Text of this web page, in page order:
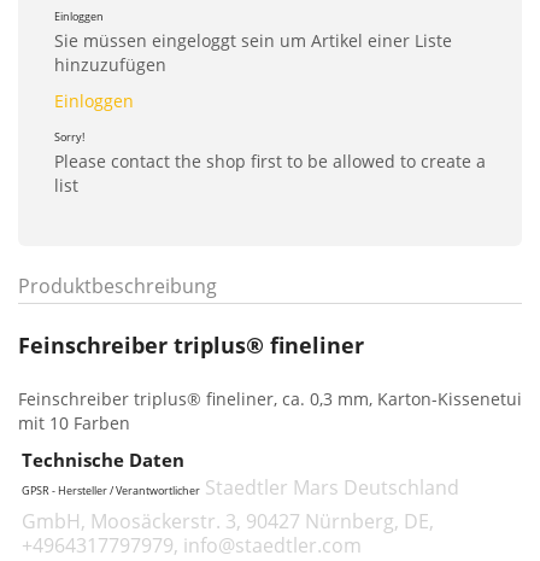
Einloggen
Sie müssen eingeloggt sein um Artikel einer Liste
hinzuzufügen
Einloggen
Sorry!
Please contact the shop first to be allowed to create a
list
Produktbeschreibung
Feinschreiber triplus® fineliner
Feinschreiber triplus® fineliner, ca. 0,3 mm, Karton-Kissenetui
mit 10 Farben
Technische Daten
GPSR - Hersteller / Verantwortlicher Staedtler Mars Deutschland
GmbH, Moosäckerstr. 3, 90427 Nürnberg, DE,
+4964317797979, info@staedtler.com